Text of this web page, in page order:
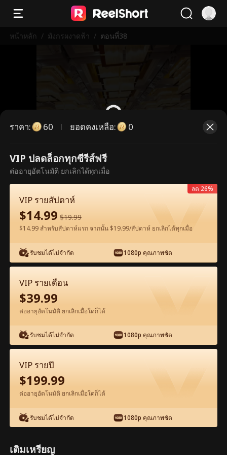
หน้าหลัก / มังกรผงาดฟ้า / ตอนที่38
ตอนนี้เป็นตอนพรีเมียม กรุณาปลดล็อก
เพื่อรับชม
ดูฟรีในแอป
ตอน38-ภาพยนตร์ มังกรผงาดฟ้า เต็มเรื่อง
ภาพยนตร์เต็มเรื่อง
1-50 51-100
38 39 41
ราคา: 60 ยอดคงเหลือ: 0
VIP ปลดล็อกทุกซีรีส์ฟรี
ต่ออายุอัตโนมัติ ยกเลิกได้ทุกเมื่อ
VIP รายสัปดาห์
$14.99 $19.99
$14.99 สำหรับสัปดาห์แรก จากนั้น $19.99/สัปดาห์ ยกเลิกได้ทุกเมื่อ
รับชมได้ไม่จำกัด 1080p คุณภาพชัด
ลด 26%
VIP รายเดือน
$39.99
ต่ออายุอัตโนมัติ ยกเลิกเมื่อใดก็ได้
รับชมได้ไม่จำกัด 1080p คุณภาพชัด
VIP รายปี
$199.99
ต่ออายุอัตโนมัติ ยกเลิกเมื่อใดก็ได้
รับชมได้ไม่จำกัด 1080p คุณภาพชัด
เติมเหรียญ